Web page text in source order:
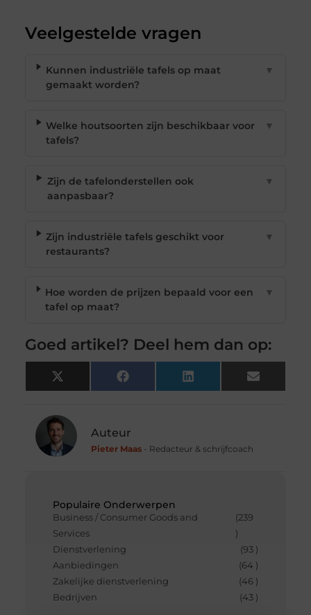
Populaire Onderwerpen
Business / Consumer Goods and
Services
(239
)
Dienstverlening
(93 )
Aanbiedingen
(64 )
Zakelijke dienstverlening
(46 )
Bedrijven
(43 )
Veelgestelde vragen
Kunnen industriële tafels op maat
gemaakt worden?
▼
Welke houtsoorten zijn beschikbaar voor
tafels?
▼
Zijn de tafelonderstellen ook
aanpasbaar?
▼
Zijn industriële tafels geschikt voor
restaurants?
▼
Hoe worden de prijzen bepaald voor een
tafel op maat?
▼
Goed artikel? Deel hem dan op:
X
(Twitter)
Facebook LinkedIn Email
Auteur
Pieter Maas- Redacteur & schrijfcoach